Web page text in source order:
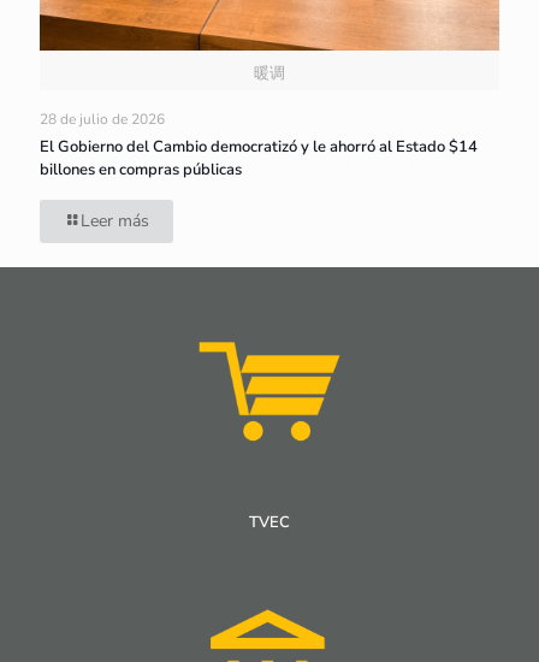
暖调
28 de julio de 2026
El Gobierno del Cambio democratizó y le ahorró al Estado $14
billones en compras públicas
Leer más
TVEC